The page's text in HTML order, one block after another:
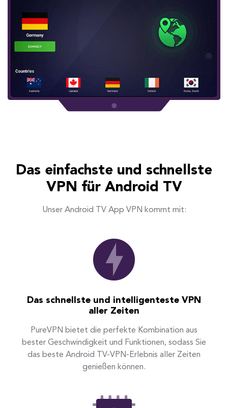
Das einfachste und schnellste
VPN für Android TV
Unser Android TV App VPN kommt mit:
Das schnellste und intelligenteste VPN
aller Zeiten
PureVPN bietet die perfekte Kombination aus
bester Geschwindigkeit und Funktionen, sodass Sie
das beste Android TV-VPN-Erlebnis aller Zeiten
genießen können.